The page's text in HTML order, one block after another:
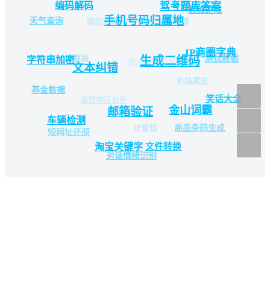
车辆检测
淘宝关键字
邮箱验证
文本纠错
字符串加密
基金数据
短网址还原
对话情绪识别
文件转换
金山词霸
生成二维码
手机号码归属地
编码解码
天气查询
车检计算器
面部特征分析
IP定位 商品条码生成
笑话大全
IP商圈字典
驾考题库答案
随机笑话
通义AI对话大模型
扒站爬虫
测试数据
数独游戏
食物详情